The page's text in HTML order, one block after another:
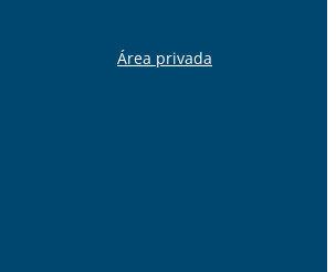
Área privada